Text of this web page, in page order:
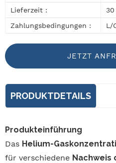
Lieferzeit :
Zahlungsbedingungen :
L/
JETZT
PRODUKTDETAILS
Produkteinführung
Das Helium-
für verschiedene Nachweis